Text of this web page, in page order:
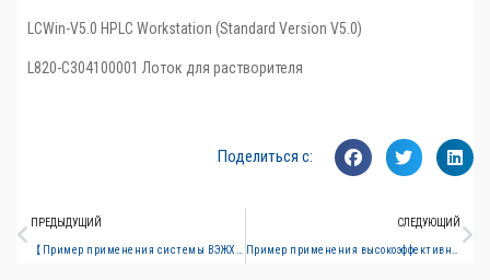
LCWin-V5.0 HPLC Workstation (Standard Version V5.0)
L820-C304100001 Лоток для растворителя
Поделиться с:
ПРЕДЫДУЩИЙ СЛЕДУЮЩИЙ